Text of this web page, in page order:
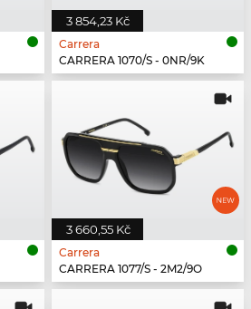
3 854,23 Kč
Carrera
CARRERA 1070/S - 0NR/9K
3 660,55 Kč
Carrera
CARRERA 1077/S - 2M2/9O